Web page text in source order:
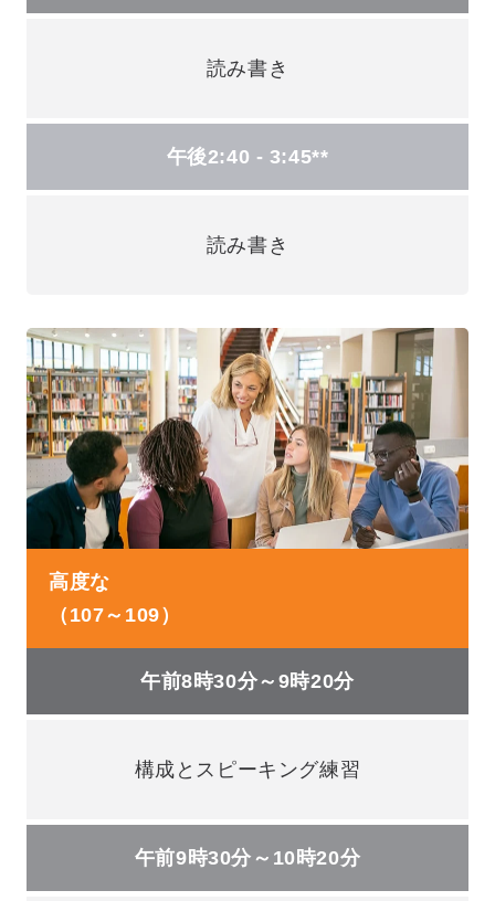
読み書き
午後2:40 - 3:45**
読み書き
高度な
（107～109）
午前8時30分～9時20分
構成とスピーキング練習
午前9時30分～10時20分